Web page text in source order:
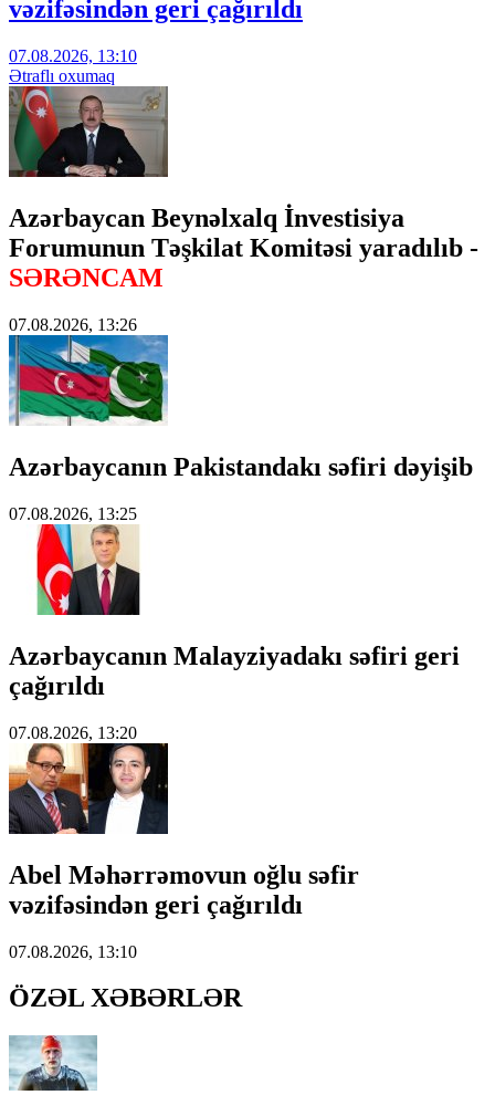
vəzifəsindən geri çağırıldı
07.08.2026, 13:10
Ətraflı oxumaq
Azərbaycan Beynəlxalq İnvestisiya
Forumunun Təşkilat Komitəsi yaradılıb -
SƏRƏNCAM
07.08.2026, 13:26
Azərbaycanın Pakistandakı səfiri dəyişib
07.08.2026, 13:25
Azərbaycanın Malayziyadakı səfiri geri
çağırıldı
07.08.2026, 13:20
Abel Məhərrəmovun oğlu səfir
vəzifəsindən geri çağırıldı
07.08.2026, 13:10
ÖZƏL XƏBƏRLƏR